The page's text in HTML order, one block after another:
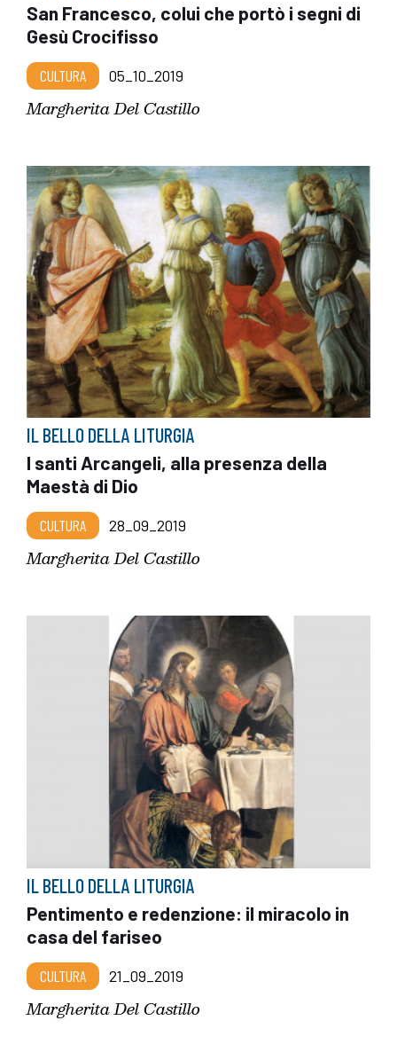
San Francesco, colui che portò i segni di
Gesù Crocifisso
CULTURA 05_10_2019
Margherita Del Castillo
IL BELLO DELLA LITURGIA
I santi Arcangeli, alla presenza della
Maestà di Dio
CULTURA 28_09_2019
Margherita Del Castillo
IL BELLO DELLA LITURGIA
Pentimento e redenzione: il miracolo in
casa del fariseo
CULTURA 21_09_2019
Margherita Del Castillo